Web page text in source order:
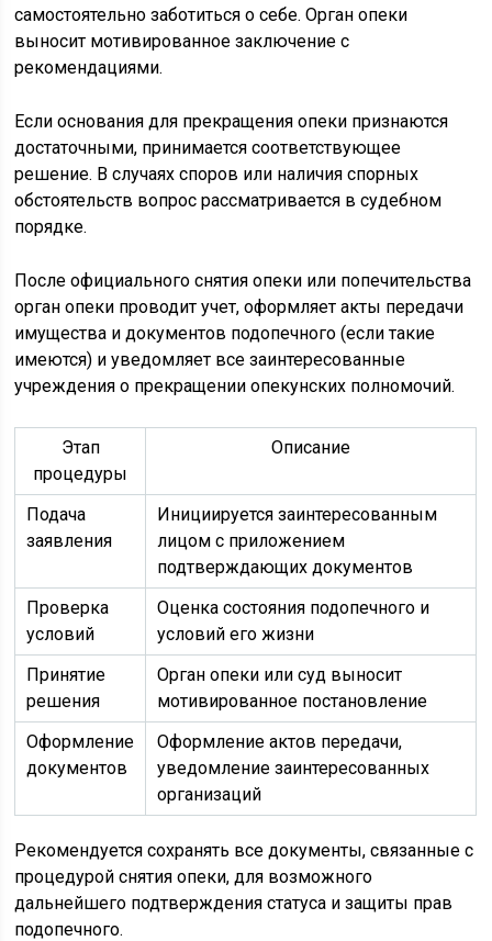
самостоятельно заботиться о себе. Орган опеки
выносит мотивированное заключение с
рекомендациями.
Если основания для прекращения опеки признаются
достаточными, принимается соответствующее
решение. В случаях споров или наличия спорных
обстоятельств вопрос рассматривается в судебном
порядке.
После официального снятия опеки или попечительства
орган опеки проводит учет, оформляет акты передачи
имущества и документов подопечного (если такие
имеются) и уведомляет все заинтересованные
учреждения о прекращении опекунских полномочий.
Этап
процедуры
Описание
Подача
заявления
Инициируется заинтересованным
лицом с приложением
подтверждающих документов
Проверка
условий
Оценка состояния подопечного и
условий его жизни
Принятие
решения
Орган опеки или суд выносит
мотивированное постановление
Оформление
документов
Оформление актов передачи,
уведомление заинтересованных
организаций
Рекомендуется сохранять все документы, связанные с
процедурой снятия опеки, для возможного
дальнейшего подтверждения статуса и защиты прав
подопечного.